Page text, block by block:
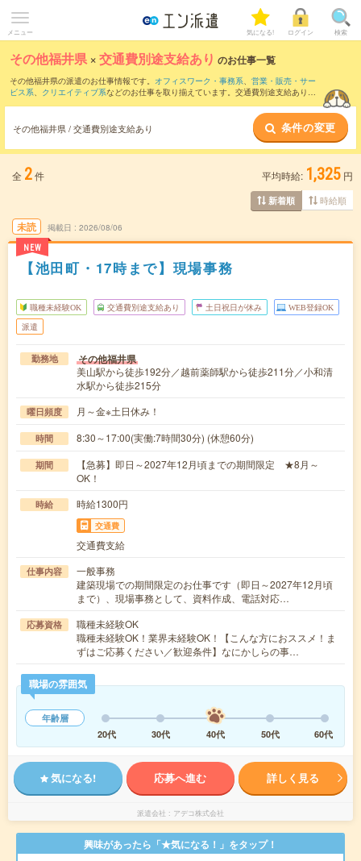
メニュー 気になる! ログイン 検索
その他福井県 ×交通費別途支給あり のお仕事一覧
その他福井県の派遣のお仕事情報です。 オフィスワーク・事務系、 営業・販売・サー
ビス系、 クリエイティブ系などのお仕事を取り揃えています。交通費別途支給ありの
その他福井県 / 交通費別途支給あり 条件の変更
全 2件 平均時給: 1,325 円
新着順 時給順
未読
NEW
掲載日 2026/08/06
【池田町・17時まで】現場事務
職種未経験OK 交通費別途支給あり 土日祝日が休み WEB登録OK
派遣
勤務地 その他福井県
美山駅から徒歩192分／越前薬師駅から徒歩211分／小和清
水駅から徒歩215分
曜日頻度 月～金※土日休み！
時間 8:30～17:00(実働:7時間30分) (休憩60分)
期間
【急募】即日～2027年12月頃までの期間限定 ★8月～
OK！
時給 時給1300円
交通費
交通費支給
仕事内容
一般事務
建築現場での期間限定のお仕事です（即日～2027年12月頃
まで）、現場事務として、資料作成、電話対応…
応募資格
職種未経験OK
職種未経験OK！業界未経験OK！【こんな方におススメ！ま
ずはご応募ください／歓迎条件】なにかしらの事…
職場の雰囲気
年齢層
20代
30代 40代 50代 60代
気になる! 応募へ進む 詳しく見る
派遣会社 アデコ株式会社
興味があったら「★気になる！」をタップ！